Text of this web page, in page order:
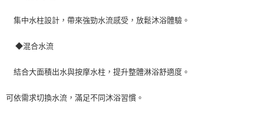
集中水柱設計，帶來強勁水流感受，放鬆沐浴體驗。
◆混合水流
結合大面積出水與按摩水柱，提升整體淋浴舒適度。
可依需求切換水流，滿足不同沐浴習慣。